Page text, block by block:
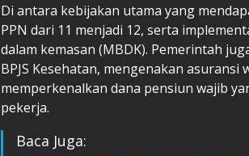
Di antara kebijakan utama yang
PPN dari 11 menjadi 12, serta
dalam kemasan (MBDK). Pemerintah
BPJS Kesehatan, mengenakan
memperkenalkan dana pensiun wajib
pekerja.
Baca Juga: